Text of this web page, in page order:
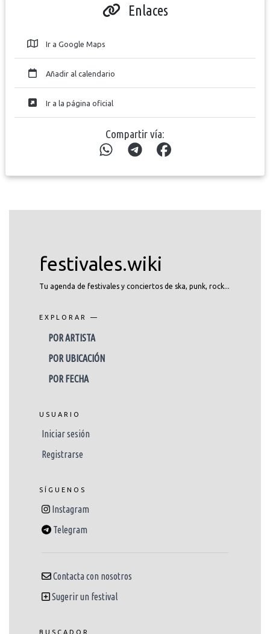
Enlaces
Ir a Google Maps
Añadir al calendario
Ir a la página oficial
Compartir vía:
festivales.wiki
Tu agenda de festivales y conciertos de ska, punk, rock...
EXPLORAR —
POR ARTISTA
POR UBICACIÓN
POR FECHA
USUARIO
Iniciar sesión
Registrarse
SÍGUENOS
Instagram
Telegram
Contacta con nosotros
Sugerir un festival
BUSCADOR